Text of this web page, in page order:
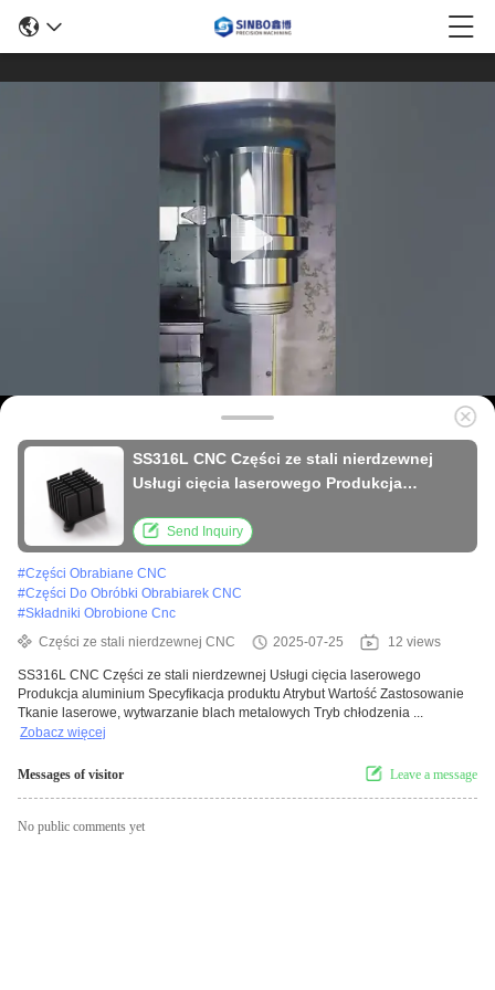
SS316L CNC Części ze stali nierdzewnej
Usługi cięcia laserowego Produkcja
Send Inquiry
#Części Obrabiane CNC
#Części Do Obróbki Obrabiarek CNC
#Składniki Obrobione Cnc
Części ze stali nierdzewnej CNC
2025-07-25 12 views
SS316L CNC Części ze stali nierdzewnej Usługi cięcia laserowego
Produkcja aluminium Specyfikacja produktu Atrybut Wartość Zastosowanie
Tkanie laserowe, wytwarzanie blach metalowych Tryb chłodzenia ...
Zobacz więcej
Messages of visitor Leave a message
No public comments yet